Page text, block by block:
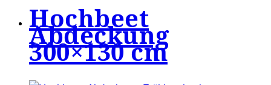
Hochbeet
Abdeckung
300×130 cm